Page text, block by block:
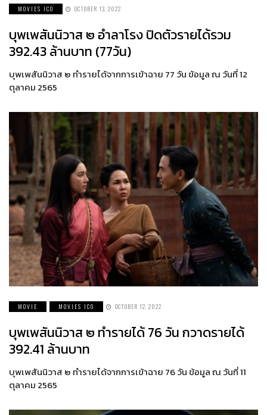
MOVIES ICO OCTOBER 13, 2022
บุพเพสันนิวาส ๒ อำลาโรง ปิดตัวรายได้รวม
392.43 ล้านบาท (77วัน)
บุพเพสันนิวาส ๒ ทำรายได้จากการเข้าฉาย 77 วัน ข้อมูล ณ วันที่ 12
ตุลาคม 2565
MOVIE MOVIES ICO OCTOBER 12, 2022
บุพเพสันนิวาส ๒ ทำรายได้ 76 วัน กวาดรายได้
392.41 ล้านบาท
บุพเพสันนิวาส ๒ ทำรายได้จากการเข้าฉาย 76 วัน ข้อมูล ณ วันที่ 11
ตุลาคม 2565